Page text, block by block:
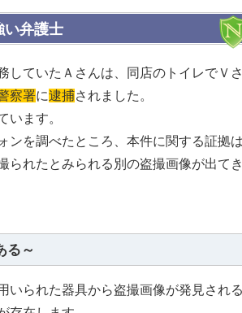
弁護士
していたＡさんは、同店のトイレでＶさ
察署に逮捕されました。
います。
ンを調べたところ、本件に関する証拠は
られたとみられる別の盗撮画像が出てき
る～
いられた器具から盗撮画像が発見される